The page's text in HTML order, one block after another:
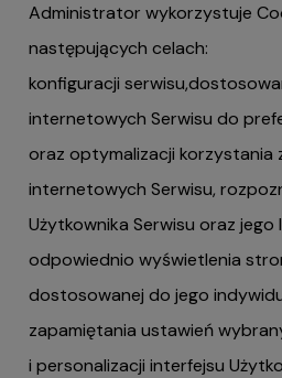
Administrator wykorzystuje
następujących celach:
konfiguracji
internetowych Serwisu do
oraz optymalizacji korzystania
internetowych Serwisu,
Użytkownika Serwisu oraz jego
odpowiednio wyświetlenia
dostosowanej do jego
zapamiętania ustawień
i personalizacji interfejsu